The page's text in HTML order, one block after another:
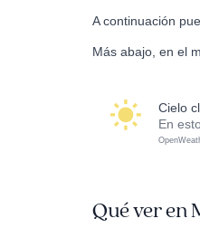
A continuación
Más abajo, en el
cielo
En
Qué ver en